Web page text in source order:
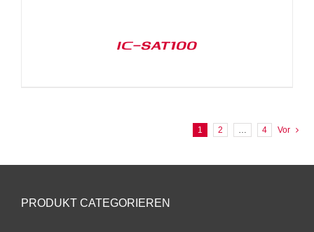
IC-SAT100
1 2 … 4 Vor
PRODUKT CATEGORIEREN